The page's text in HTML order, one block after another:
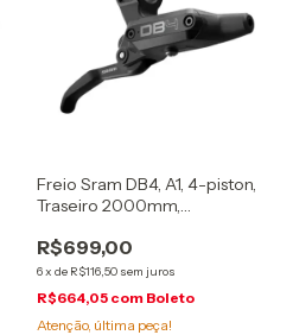
Freio Sram DB4, A1, 4-piston,
Traseiro 2000mm,
R$699,00
6x de R$116,50 sem juros
R$664,05 com Boleto
Atenção, última peça!